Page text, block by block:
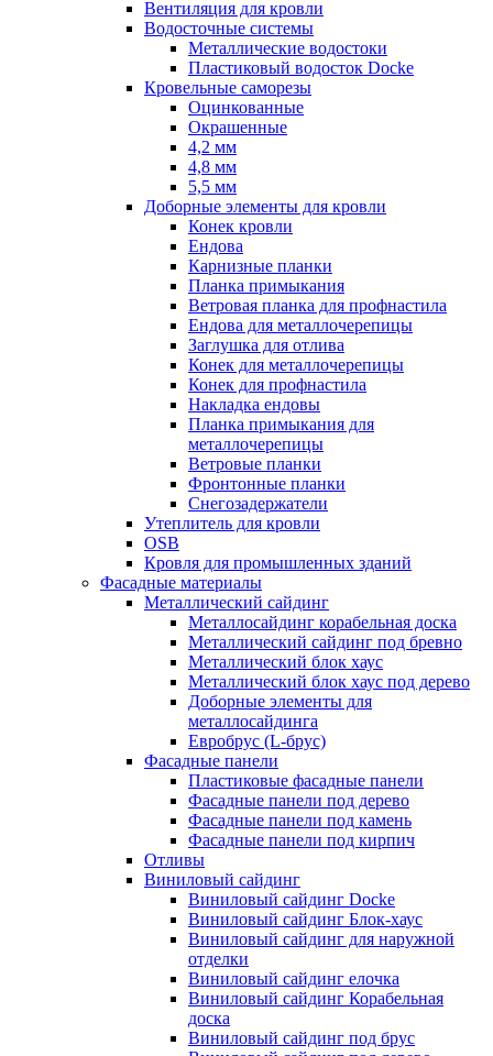
Вентиляция для кровли
Водосточные системы
Металлические водостоки
Пластиковый водосток Docke
Кровельные саморезы
Оцинкованные
Окрашенные
4,2 мм
4,8 мм
5,5 мм
Доборные элементы для кровли
Конек кровли
Ендова
Карнизные планки
Планка примыкания
Ветровая планка для профнастила
Ендова для металлочерепицы
Заглушка для отлива
Конек для металлочерепицы
Конек для профнастила
Накладка ендовы
Планка примыкания для
металлочерепицы
Ветровые планки
Фронтонные планки
Снегозадержатели
Утеплитель для кровли
OSB
Кровля для промышленных зданий
Фасадные материалы
Металлический сайдинг
Металлосайдинг корабельная доска
Металлический сайдинг под бревно
Металлический блок хаус
Металлический блок хаус под дерево
Доборные элементы для
металлосайдинга
Евробрус (L-брус)
Фасадные панели
Пластиковые фасадные панели
Фасадные панели под дерево
Фасадные панели под камень
Фасадные панели под кирпич
Отливы
Виниловый сайдинг
Виниловый сайдинг Docke
Виниловый сайдинг Блок-хаус
Виниловый сайдинг для наружной
отделки
Виниловый сайдинг елочка
Виниловый сайдинг Корабельная
доска
Виниловый сайдинг под брус